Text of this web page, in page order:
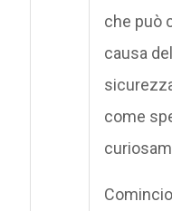
che può
causa
come